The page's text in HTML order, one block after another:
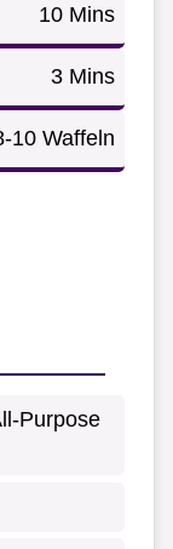
10 Mins
3 Mins
10 Waffeln
Purpose